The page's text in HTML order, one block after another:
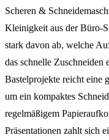
Scheren &
Kleinigkeit aus der Büro-
stark davon ab, welche
das schnelle Zuschneiden
Bastelprojekte reicht eine
um ein kompaktes
regelmäßigem
Präsentationen zahlt sich